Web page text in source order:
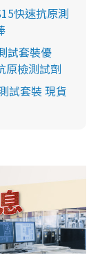
快速抗原測
試套裝優
原檢測試劑
試套裝 現貨